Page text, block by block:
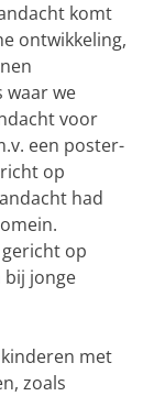
komt
ontwikkeling,
waar we
voor
een poster-
op
had
op
jonge
met
zoals